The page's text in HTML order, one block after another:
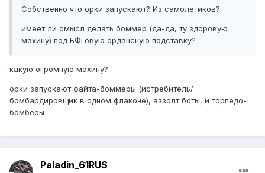
Собственно что орки запускают? Из самолетиков?
имеет ли смысл делать боммер (да-да, ту здоровую
махину) под БФГовую ордансную подставку?
какую огромную махину?
орки запускают файта-боммеры (истребитель/
бомбардировщик в одном флаконе), аззолт боты, и торпедо-
бомберы
Paladin_61RUS